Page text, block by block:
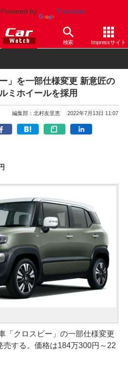
Powered by Translate
検索 Impressサイト
クロスビー
」を一部仕様変更 新意匠の
ミホイールを採用
編集部：北村友里恵 2022年7月13日 11:07
「クロスビー」の一部仕様変更
売する。価格は184万300円～22